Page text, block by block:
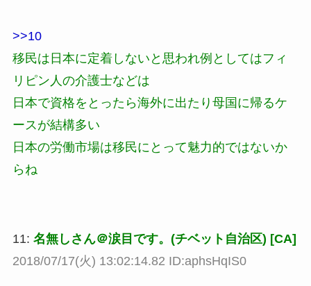
>>10
移民は日本に定着しないと思われ例としてはフィ
リピン人の介護士などは
日本で資格をとったら海外に出たり母国に帰るケ
ースが結構多い
日本の労働市場は移民にとって魅力的ではないか
らね
11: 名無しさん＠涙目です。(チベット自治区) [CA]
2018/07/17(火) 13:02:14.82 ID:aphsHqIS0